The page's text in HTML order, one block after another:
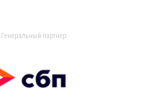
Генеральный партнер